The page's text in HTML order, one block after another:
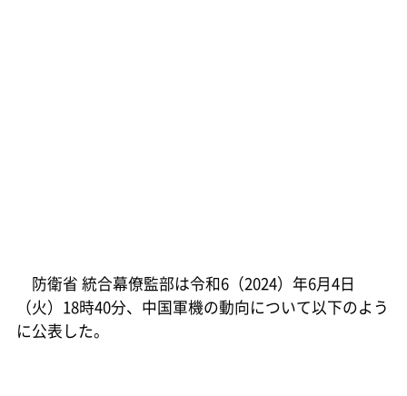
防衛省 統合幕僚監部は令和6（2024）年6月4日
（火）18時40分、中国軍機の動向について以下のよう
に公表した。